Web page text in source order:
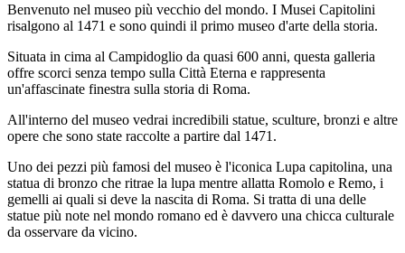
Benvenuto nel museo più vecchio del mondo. I Musei Capitolini
risalgono al 1471 e sono quindi il primo museo d'arte della storia.
Situata in cima al Campidoglio da quasi 600 anni, questa galleria
offre scorci senza tempo sulla Città Eterna e rappresenta
un'affascinate finestra sulla storia di Roma.
All'interno del museo vedrai incredibili statue, sculture, bronzi e altre
opere che sono state raccolte a partire dal 1471.
Uno dei pezzi più famosi del museo è l'iconica Lupa capitolina, una
statua di bronzo che ritrae la lupa mentre allatta Romolo e Remo, i
gemelli ai quali si deve la nascita di Roma. Si tratta di una delle
statue più note nel mondo romano ed è davvero una chicca culturale
da osservare da vicino.